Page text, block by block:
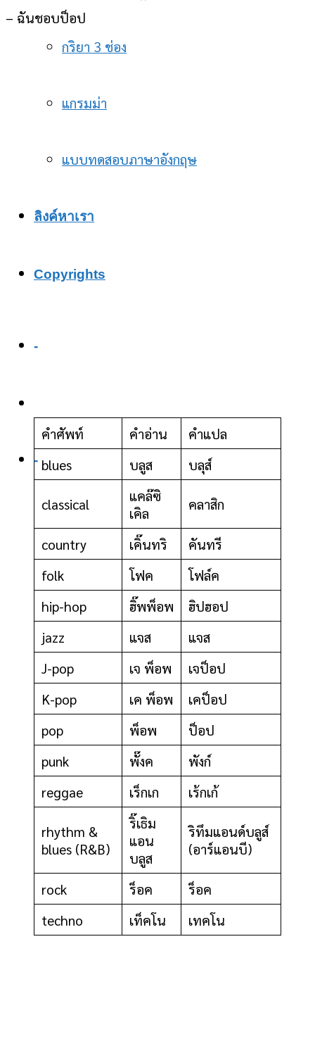
กริยา 3 ช่อง
แกรมม่า
แบบทดสอบภาษาอังกฤษ
ลิงค์หาเรา
Copyrights
-
-
– ฉันชอบป็อป
คำศัพท์ คำอ่าน
คำแปล
blues
บลูส บลุส์
classical
แคล๊ซิ
เคิล
คลาสิก
country เคิ๊นทริ
คันทรี
folk
โฟค
โฟล์ค
hip-hop
ฮิ๊พพ็อพ
ฮิปฮอป
jazz
แจส
แจส
J-pop
เจ พ็อพ
เจป็อป
K-pop
เค พ็อพ
เคป็อป
pop
พ็อพ
ป็อป
punk
พั๊งค
พังก์
reggae
เร็กเก เร้กเก้
rhythm &
blues (R&B)
ริ๊เธิม
แอน
บลูส
ริทึมแอนด์บลูส์
(อาร์แอนบี)
rock ร็อค
ร็อค
techno
เท็คโน เทคโน